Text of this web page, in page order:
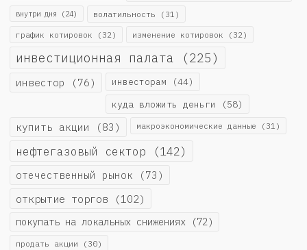
внутри дня (24) волатильность (31)
график котировок (32) изменение котировок (32)
инвестиционная палата (225)
инвестор (76) инвесторам (44)
куда вложить деньги (58)
купить акции (83) макроэкономические данные (31)
нефтегазовый сектор (142)
отечественный рынок (73)
открытие торгов (102)
покупать на локальных снижениях (72)
продать акции (30)